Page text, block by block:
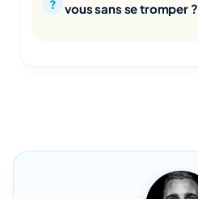
vous sans se tromper ?